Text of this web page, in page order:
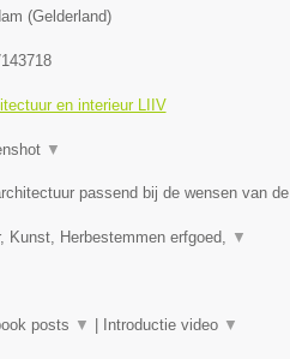
(Gelderland)
en interieur LIIV
▼
passend bij de wensen van de
Kunst, Herbestemmen erfgoed, ▼
posts ▼ Introductie video ▼